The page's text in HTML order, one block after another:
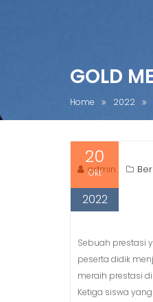
n
GOLD
Home 2022
20
Okt
2022
admin
Sebuah prestasi
peserta didik
meraih prestasi
Ketiga siswa